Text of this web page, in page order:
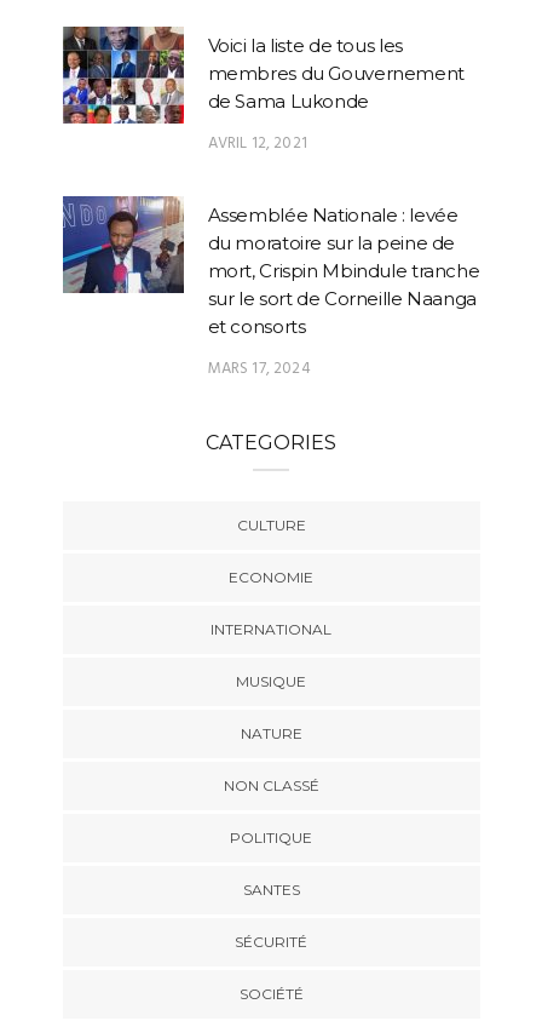
Voici la liste de tous les
membres du Gouvernement
de Sama Lukonde
AVRIL 12, 2021
Assemblée Nationale : levée
du moratoire sur la peine de
mort, Crispin Mbindule tranche
sur le sort de Corneille Naanga
et consorts
MARS 17, 2024
CATEGORIES
CULTURE
ECONOMIE
INTERNATIONAL
MUSIQUE
NATURE
NON CLASSÉ
POLITIQUE
SANTES
SÉCURITÉ
SOCIÉTÉ